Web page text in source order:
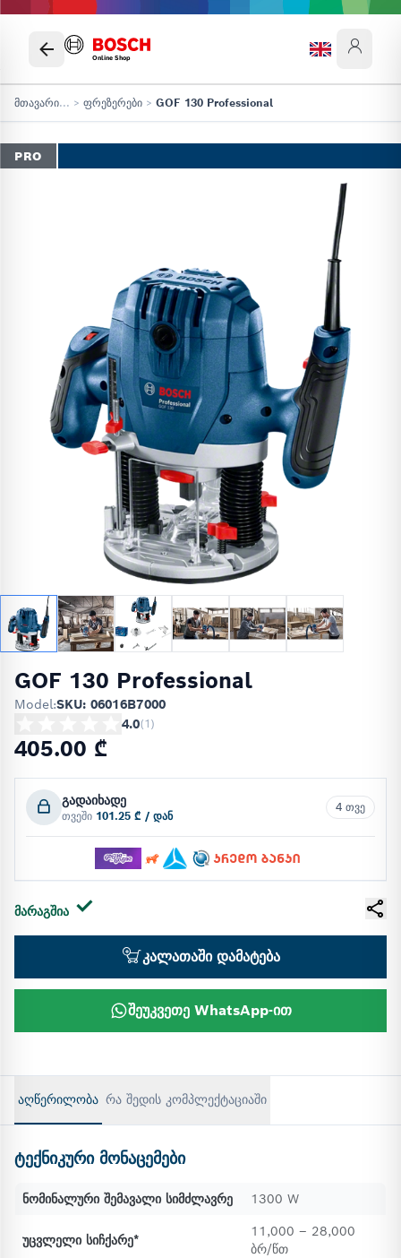
Online Shop
მთავარი... > ფრეზერები > GOF 130 Professional
PRO
GOF 130 Professional
Model:SKU: 06016B7000
4.0(1 )
405.00 ₾
გადაიხადე
თვეში 101.25 ₾ / დან
4 თვე
მარაგშია
კალათაში დამატება
შეუკვეთე WhatsApp-ით
აღწერილობა რა შედის კომპლექტაციაში
ტექნიკური მონაცემები
ნომინალური შემავალი სიმძლავრე 1300 W
უცვლელი სიჩქარე*
11,000 – 28,000
ბრ/წთ